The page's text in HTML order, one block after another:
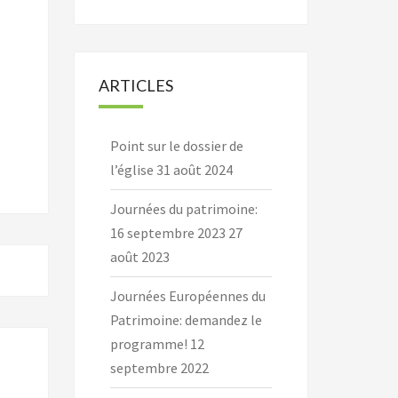
ARTICLES
Point sur le dossier de
l’église 31 août 2024
Journées du patrimoine:
16 septembre 2023 27
août 2023
Journées Européennes du
Patrimoine: demandez le
programme! 12
septembre 2022